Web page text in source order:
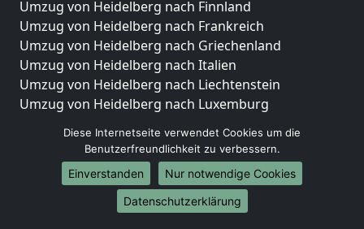
Umzug von Heidelberg nach Finnland
Umzug von Heidelberg nach Frankreich
Umzug von Heidelberg nach Griechenland
Umzug von Heidelberg nach Italien
Umzug von Heidelberg nach Liechtenstein
Umzug von Heidelberg nach Luxemburg
Umzug von Heidelberg nach Norwegen
Umzüge-Deutschlandweit
Umzug von Heidelberg nach Berlin
Diese Internetseite verwendet Cookies um die
Benutzerfreundlichkeit zu verbessern.
Einverstanden
Nur notwendige Cookies
Datenschutzerklärung